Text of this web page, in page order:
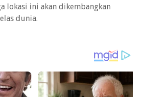
lokasi ini akan dikembangkan
dunia.